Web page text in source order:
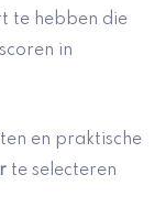
te hebben die
in
en praktische
te selecteren